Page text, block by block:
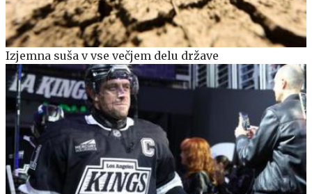
Izjemna suša v vse večjem delu države